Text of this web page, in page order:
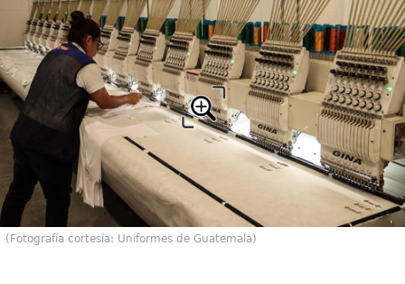
(Fotografía cortesía: Uniformes de Guatemala)